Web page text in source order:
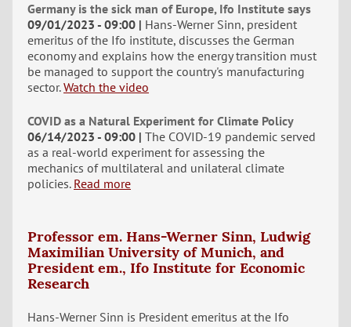
Germany is the sick man of Europe, Ifo Institute says
09/01/2023 - 09:00
Hans-Werner Sinn, president
emeritus of the Ifo institute, discusses the German
economy and explains how the energy transition must
be managed to support the country's manufacturing
sector. Watch the video
COVID as a Natural Experiment for Climate Policy
06/14/2023 - 09:00 The COVID-19 pandemic served
as a real-world experiment for assessing the
mechanics of multilateral and unilateral climate
policies. Read more
Professor em. Hans-Werner Sinn, Ludwig
Maximilian University of Munich, and
President em., Ifo Institute for Economic
Research
Hans-Werner Sinn is President emeritus at the Ifo